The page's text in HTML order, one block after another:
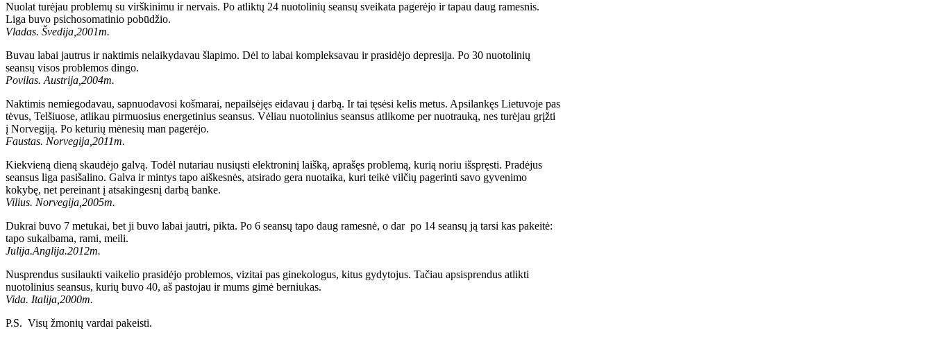
Nuolat turėjau problemų su virškinimu ir nervais. Po atliktų 24 nuotolinių seansų sveikata pagerėjo ir tapau daug ramesnis.
Liga buvo psichosomatinio pobūdžio.
Vladas. Švedija,2001m.
Buvau labai jautrus ir naktimis nelaikydavau šlapimo. Dėl to labai kompleksavau ir prasidėjo depresija. Po 30 nuotolinių
seansų visos problemos dingo.
Povilas. Austrija,2004m.
Naktimis nemiegodavau, sapnuodavosi košmarai, nepailsėjęs eidavau į darbą. Ir tai tęsėsi kelis metus. Apsilankęs Lietuvoje pas
tėvus, Telšiuose, atlikau pirmuosius energetinius seansus. Vėliau nuotolinius seansus atlikome per nuotrauką, nes turėjau grįžti
į Norvegiją. Po keturių mėnesių man pagerėjo.
Faustas. Norvegija,2011m.
Kiekvieną dieną skaudėjo galvą. Todėl nutariau nusiųsti elektroninį laišką, aprašęs problemą, kurią noriu išspręsti. Pradėjus
seansus liga pasišalino. Galva ir mintys tapo aiškesnės, atsirado gera nuotaika, kuri teikė vilčių pagerinti savo gyvenimo
kokybę, net pereinant į atsakingesnį darbą banke.
Vilius. Norvegija,2005m.
Dukrai buvo 7 metukai, bet ji buvo labai jautri, pikta. Po 6 seansų tapo daug ramesnė, o dar po 14 seansų ją tarsi kas pakeitė:
tapo sukalbama, rami, meili.
Julija.Anglija.2012m.
Nusprendus susilaukti vaikelio prasidėjo problemos, vizitai pas ginekologus, kitus gydytojus. Tačiau apsisprendus atlikti
nuotolinius seansus, kurių buvo 40, aš pastojau ir mums gimė berniukas.
Vida. Italija,2000m.
P.S. Visų žmonių vardai pakeisti.